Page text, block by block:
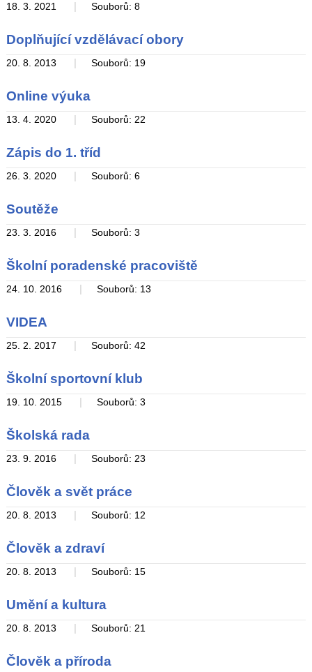
18. 3. 2021 Souborů: 8
Doplňující vzdělávací obory
20. 8. 2013 Souborů: 19
Online výuka
13. 4. 2020 Souborů: 22
Zápis do 1. tříd
26. 3. 2020 Souborů: 6
Soutěže
23. 3. 2016 Souborů: 3
Školní poradenské pracoviště
24. 10. 2016 Souborů: 13
VIDEA
25. 2. 2017 Souborů: 42
Školní sportovní klub
19. 10. 2015 Souborů: 3
Školská rada
23. 9. 2016 Souborů: 23
Člověk a svět práce
20. 8. 2013 Souborů: 12
Člověk a zdraví
20. 8. 2013 Souborů: 15
Umění a kultura
20. 8. 2013 Souborů: 21
Člověk a příroda